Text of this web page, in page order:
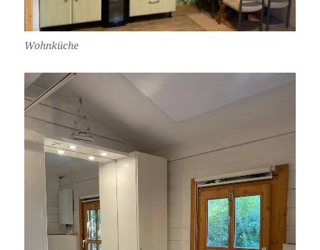
Wohnküche